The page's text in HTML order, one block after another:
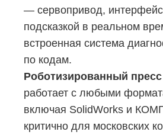
— сервопривод, интерфейс
подсказкой в реальном
встроенная система
по кодам.
Роботизированный пресс
работает с любыми
включая SolidWorks и
критично для московских